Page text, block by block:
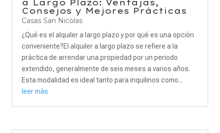
a Largo Plazo: Ventajas,
Consejos y Mejores Prácticas
Casas San Nicolas
¿Qué es el alquiler a largo plazo y por qué es una opción
conveniente?El alquiler a largo plazo se refiere a la
práctica de arrendar una propiedad por un periodo
extendido, generalmente de seis meses a varios años.
Esta modalidad es ideal tanto para inquilinos como...
leer más